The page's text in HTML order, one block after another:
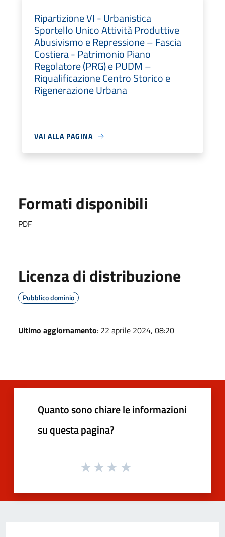
Ripartizione VI - Urbanistica
Sportello Unico Attività Produttive
Abusivismo e Repressione – Fascia
Costiera - Patrimonio Piano
Regolatore (PRG) e PUDM –
Riqualificazione Centro Storico e
Rigenerazione Urbana
VAI ALLA PAGINA
Formati disponibili
PDF
Licenza di distribuzione
Pubblico dominio
Ultimo aggiornamento: 22 aprile 2024, 08:20
Quanto sono chiare le informazioni
su questa pagina?